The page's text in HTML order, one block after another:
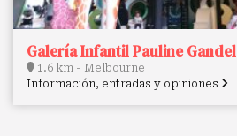
Galería Infantil Pauline Gandel
1.6 km - Melbourne
Información, entradas y opiniones